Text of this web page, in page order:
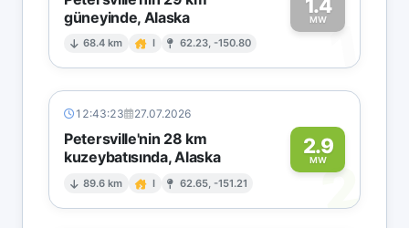
güneyinde, Alaska
68.4 km I 62.23, -150.80
1.4
MW1
12:43:23 27.07.2026
Petersville'nin 28 km
kuzeybatısında, Alaska
89.6 km I 62.65, -151.21
2.9
MW2